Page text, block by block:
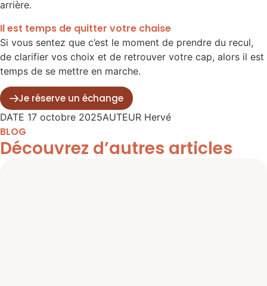
arrière.
Il est temps de quitter votre chaise
Si vous sentez que c’est le moment de prendre du recul,
de clarifier vos choix et de retrouver votre cap, alors il est
temps de se mettre en marche.
Je réserve un échange
DATE 17 octobre 2025AUTEUR Hervé
BLOG
Découvrez d’autres articles